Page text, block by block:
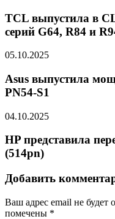
TCL выпустила в
серий G64, R84 и
05.10.2025
Asus выпустила
PN54-S1
04.10.2025
HP представила
(514pn)
Добавить
Ваш адрес email не будет
помечены *